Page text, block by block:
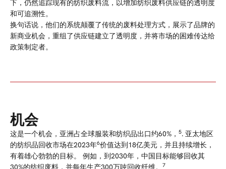
下，仍然追踪现有的纺织废料流，以增加纺织废料供应链的透明度
和可追溯性。
换句话说，他们的系统颠覆了传统的废料处理方式，展示了品牌的
新商业机会，重组了供应链建立了透明度，并将市场的困难传达给
政策制定者。
机会
这是一个机会，亚洲占全球服装和纺织品出口约60%， 5. 亚太地区
的纺织品回收市场在2023年6价值达到18亿美元，并且持续增长，
有着雄心勃勃的目标。 例如，到2030年，中国目标能够回收其
30%的纺织废料，并每年生产300万吨回收纤维。
7